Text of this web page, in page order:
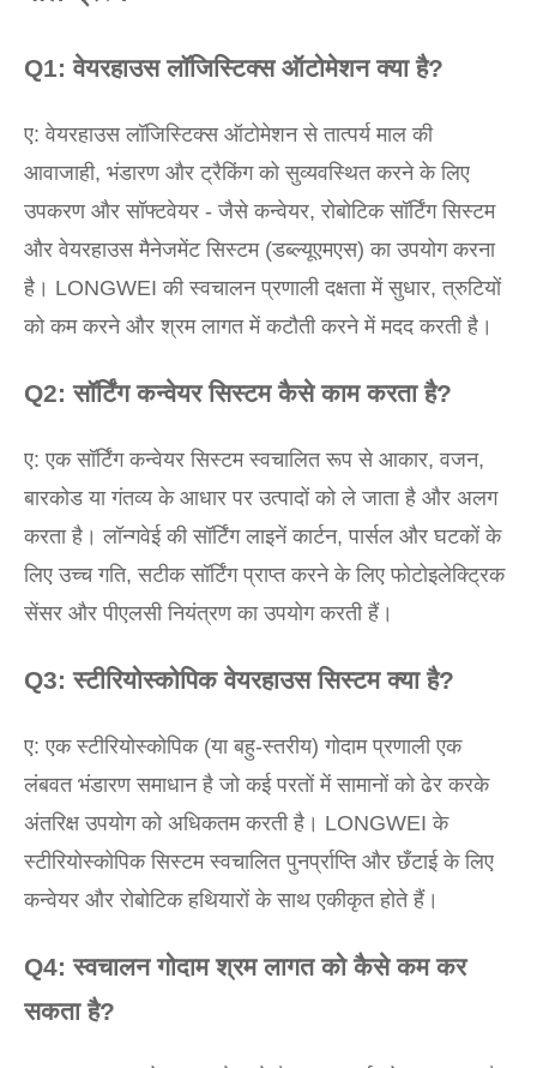
Q1: वेयरहाउस लॉजिस्टिक्स ऑटोमेशन क्या है?
ए: वेयरहाउस लॉजिस्टिक्स ऑटोमेशन से तात्पर्य माल की
आवाजाही, भंडारण और ट्रैकिंग को सुव्यवस्थित करने के लिए
उपकरण और सॉफ्टवेयर - जैसे कन्वेयर, रोबोटिक सॉर्टिंग सिस्टम
और वेयरहाउस मैनेजमेंट सिस्टम (डब्ल्यूएमएस) का उपयोग करना
है। LONGWEI की स्वचालन प्रणाली दक्षता में सुधार, त्रुटियों
को कम करने और श्रम लागत में कटौती करने में मदद करती है।
Q2: सॉर्टिंग कन्वेयर सिस्टम कैसे काम करता है?
ए: एक सॉर्टिंग कन्वेयर सिस्टम स्वचालित रूप से आकार, वजन,
बारकोड या गंतव्य के आधार पर उत्पादों को ले जाता है और अलग
करता है। लॉन्गवेई की सॉर्टिंग लाइनें कार्टन, पार्सल और घटकों के
लिए उच्च गति, सटीक सॉर्टिंग प्राप्त करने के लिए फोटोइलेक्ट्रिक
सेंसर और पीएलसी नियंत्रण का उपयोग करती हैं।
Q3: स्टीरियोस्कोपिक वेयरहाउस सिस्टम क्या है?
ए: एक स्टीरियोस्कोपिक (या बहु-स्तरीय) गोदाम प्रणाली एक
लंबवत भंडारण समाधान है जो कई परतों में सामानों को ढेर करके
अंतरिक्ष उपयोग को अधिकतम करती है। LONGWEI के
स्टीरियोस्कोपिक सिस्टम स्वचालित पुनर्प्राप्ति और छँटाई के लिए
कन्वेयर और रोबोटिक हथियारों के साथ एकीकृत होते हैं।
Q4: स्वचालन गोदाम श्रम लागत को कैसे कम कर
सकता है?